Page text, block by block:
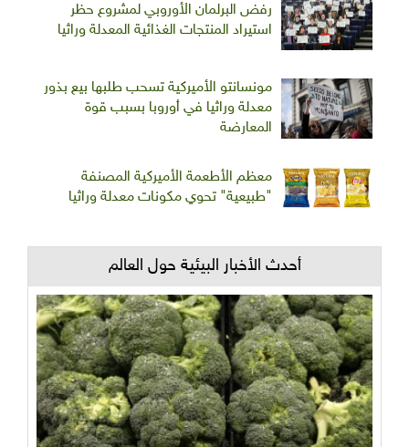
رفض البرلمان الأوروبي لمشروع حظر
استيراد المنتجات الغذائية المعدلة وراثيا
مونسانتو الأميركية تسحب طلبها بيع بذور
معدلة وراثيا في أوروبا بسبب قوة
المعارضة
معظم الأطعمة الأميركية المصنفة
"طبيعية" تحوي مكونات معدلة وراثيا
أحدث الأخبار البيئية حول العالم